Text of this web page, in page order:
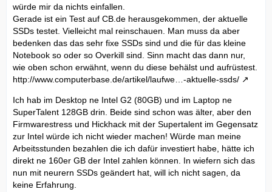
würde mir da nichts einfallen.
Gerade ist ein Test auf CB.de herausgekommen, der aktuelle
SSDs testet. Vielleicht mal reinschauen. Man muss da aber
bedenken das das sehr fixe SSDs sind und die für das kleine
Notebook so oder so Overkill sind. Sinn macht das dann nur,
wie oben schon erwähnt, wenn du diese behälst und aufrüstest.
http://www.computerbase.de/artikel/laufwe…-aktuelle-ssds/
Ich hab im Desktop ne Intel G2 (80GB) und im Laptop ne
SuperTalent 128GB drin. Beide sind schon was älter, aber den
Firmwarestress und Hickhack mit der Supertalent im Gegensatz
zur Intel würde ich nicht wieder machen! Würde man meine
Arbeitsstunden bezahlen die ich dafür investiert habe, hätte ich
direkt ne 160er GB der Intel zahlen können. In wiefern sich das
nun mit neurern SSDs geändert hat, will ich nicht sagen, da
keine Erfahrung.